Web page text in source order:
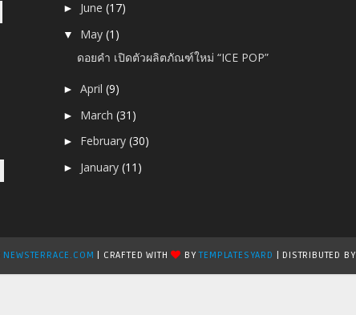
► June(17)
▼ May(1)
ดอยคำ เปิดตัวผลิตภัณฑ์ใหม่ “ICE POP”
►April(9)
► March(31)
► February(30)
► January(11)
NEWSTERRACE.COM | CRAFTED WITH BYTEMPLATESYARD | DISTRIBUTED BY